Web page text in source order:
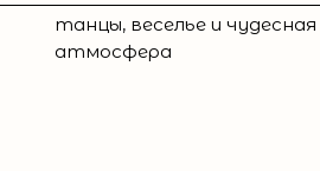
танцы, веселье и чудесная
атмосфера